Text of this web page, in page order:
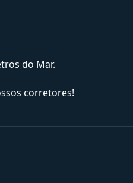
do Mar.
corretores!